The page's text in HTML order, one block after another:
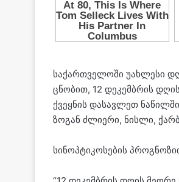
სა­ქარ­თვე­ლო­ში უახ­ლე­სი
ცნო­ბით, 12 დე­კემ­ბრის
ქვეყ­ნის და­სავ­ლეთ
ზო­გან ძლი­ე­რი, ნის­ლი,
სი­ნოპ­ტი­კო­სე­ბის